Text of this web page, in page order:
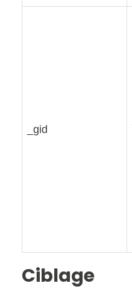
_gid
Ciblage